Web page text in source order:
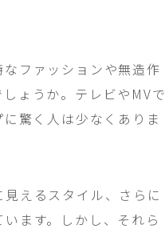
ファッションや無造作
ょうか。テレビやMVで
驚く人は少なくありま
えるスタイル、さらに
ます。しかし、それら